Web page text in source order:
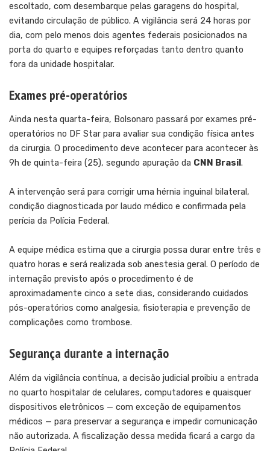
escoltado, com desembarque pelas garagens do hospital,
evitando circulação de público. A vigilância será 24 horas por
dia, com pelo menos dois agentes federais posicionados na
porta do quarto e equipes reforçadas tanto dentro quanto
fora da unidade hospitalar.
Exames pré-operatórios
Ainda nesta quarta-feira, Bolsonaro passará por exames pré-
operatórios no DF Star para avaliar sua condição física antes
da cirurgia. O procedimento deve acontecer para acontecer às
9h de quinta-feira (25), segundo apuração da CNN Brasil .
A intervenção será para corrigir uma hérnia inguinal bilateral,
condição diagnosticada por laudo médico e confirmada pela
perícia da Polícia Federal.
A equipe médica estima que a cirurgia possa durar entre três e
quatro horas e será realizada sob anestesia geral. O período de
internação previsto após o procedimento é de
aproximadamente cinco a sete dias, considerando cuidados
pós-operatórios como analgesia, fisioterapia e prevenção de
complicações como trombose.
Segurança durante a internação
Além da vigilância contínua, a decisão judicial proibiu a entrada
no quarto hospitalar de celulares, computadores e quaisquer
dispositivos eletrônicos — com exceção de equipamentos
médicos — para preservar a segurança e impedir comunicação
não autorizada. A fiscalização dessa medida ficará a cargo da